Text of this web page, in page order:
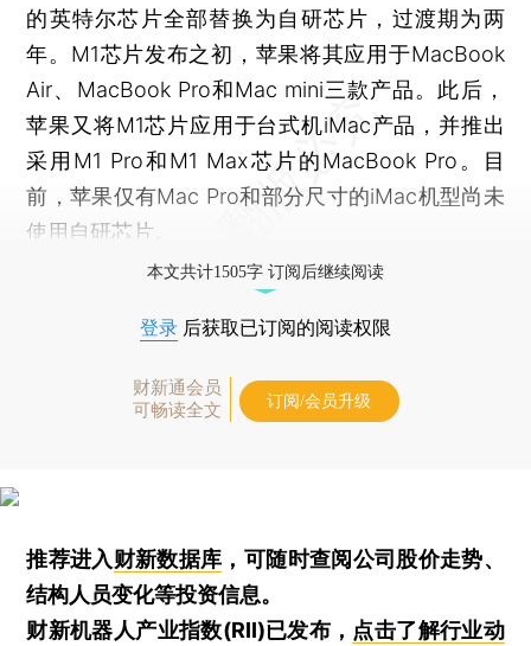
的英特尔芯片全部替换为自研芯片，过渡期为两
年。M1芯片发布之初，苹果将其应用于MacBook
Air、MacBook Pro和Mac mini三款产品。此后，
苹果又将M1芯片应用于台式机iMac产品，并推出
采用M1 Pro和M1 Max芯片的MacBook Pro。目
前，苹果仅有Mac Pro和部分尺寸的iMac机型尚未
使用自研芯片。
本文共计1505字 订阅后继续阅读
登录 后获取已订阅的阅读权限
财新通会员
可畅读全文
订阅/会员升级
推荐进入财新数据库 ，可随时查阅公司股价走势、
结构人员变化等投资信息。
财新机器人产业指数(RII)已发布， 点击了解行业动